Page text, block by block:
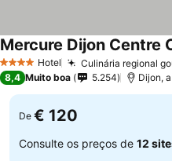
4 EstrelasHotel Culinária regional
Mercure Dijon Centre
8,4 Muito boa 5.254 Dijon,
De € 120
Consulte os preços de 12